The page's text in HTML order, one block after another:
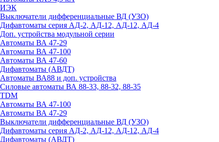
ИЭК
Выключатели дифференциальные ВД (УЗО)
Дифавтоматы серия АД-2, АД-12, АД-12, АД-4
Доп. устройства модульной серии
Автоматы ВА 47-29
Автоматы ВА 47-100
Автоматы ВА 47-60
Дифавтоматы (АВДТ)
Автоматы ВА88 и доп. устройства
Силовые автоматы ВА 88-33, 88-32, 88-35
TDM
Автоматы ВА 47-100
Автоматы ВА 47-29
Выключатели дифференциальные ВД (УЗО)
Дифавтоматы серия АД-2, АД-12, АД-12, АД-4
Дифавтоматы (АВДТ)